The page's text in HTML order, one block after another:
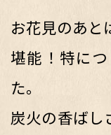
お花見のあと
堪能！特に
た。
炭火の香ばし